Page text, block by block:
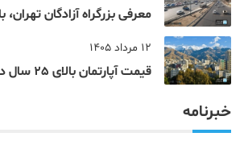
معرفی بزرگراه آزادگان
12 مرداد 1405
قیمت آپارتمان بالای 25 سال در مناطق تهران
خبرنامه